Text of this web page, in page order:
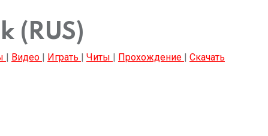
(RUS)
| Видео | Играть | Читы | Прохождение | Скачать